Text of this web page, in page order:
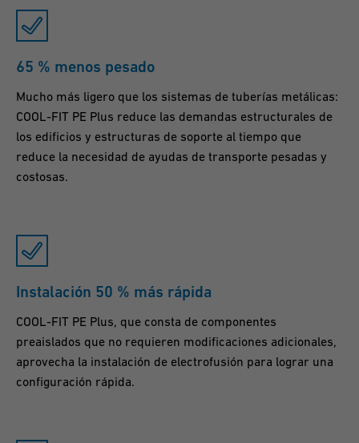
65 % menos pesado
Mucho más ligero que los sistemas de tuberías metálicas:
COOL-FIT PE Plus reduce las demandas estructurales de
los edificios y estructuras de soporte al tiempo que
reduce la necesidad de ayudas de transporte pesadas y
costosas.
Instalación 50 % más rápida
COOL-FIT PE Plus, que consta de componentes
preaislados que no requieren modificaciones adicionales,
aprovecha la instalación de electrofusión para lograr una
configuración rápida.